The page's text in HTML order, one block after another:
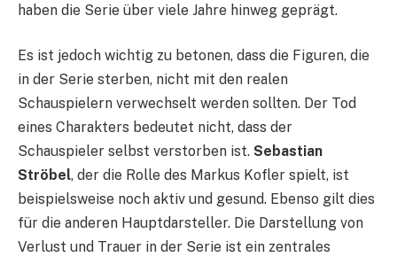
haben die Serie über viele Jahre hinweg geprägt.
Es ist jedoch wichtig zu betonen, dass die Figuren, die
in der Serie sterben, nicht mit den realen
Schauspielern verwechselt werden sollten. Der Tod
eines Charakters bedeutet nicht, dass der
Schauspieler selbst verstorben ist. Sebastian
Ströbel, der die Rolle des Markus Kofler spielt, ist
beispielsweise noch aktiv und gesund. Ebenso gilt dies
für die anderen Hauptdarsteller. Die Darstellung von
Verlust und Trauer in der Serie ist ein zentrales